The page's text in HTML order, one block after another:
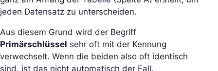
jeden Datensatz zu unterscheiden.
Aus diesem Grund wird der Begriff
Primärschlüssel sehr oft mit der Kennung
verwechselt. Wenn die beiden also oft identisch
sind, ist das nicht automatisch der Fall.